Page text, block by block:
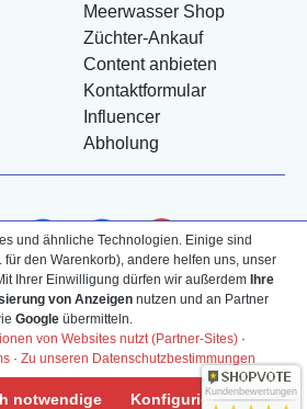
Meerwasser Shop
Züchter-Ankauf
Content anbieten
Kontaktformular
Influencer
Abholung
und ähnliche Technologien. Einige sind
für den Warenkorb), andere helfen uns, unser
Ihrer Einwilligung dürfen wir außerdem Ihre
von Anzeigennutzen und an Partner
Googleübermitteln.
von Websites nutzt (Partner-Sites) ·
· Zu unseren Datenschutzbestimmungen
notwendige KonfigurierenKundenbewertungen